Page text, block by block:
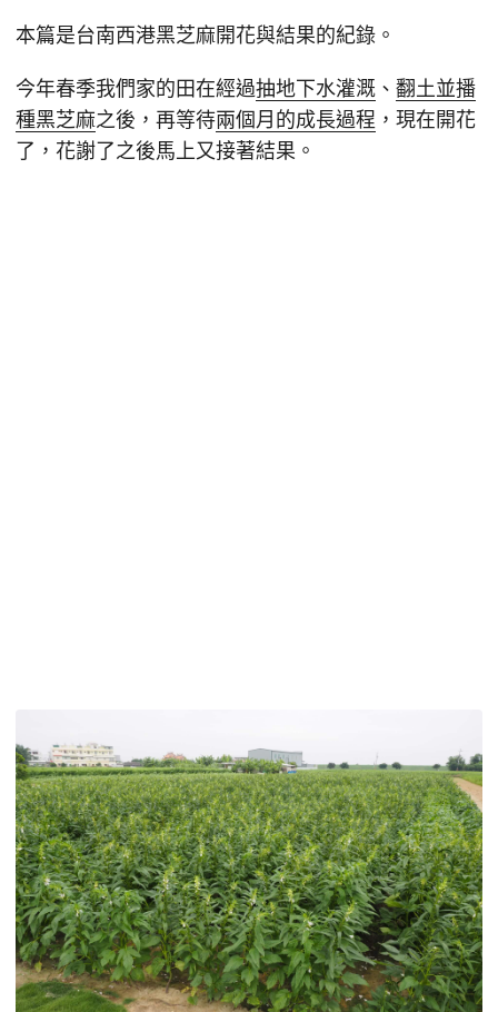
本篇是台南西港黑芝麻開花與結果的紀錄。
今年春季我們家的田在經過抽地下水灌溉 、 翻土並播
種黑芝麻之後，再等待兩個月的成長過程 ，現在開花
了，花謝了之後馬上又接著結果。